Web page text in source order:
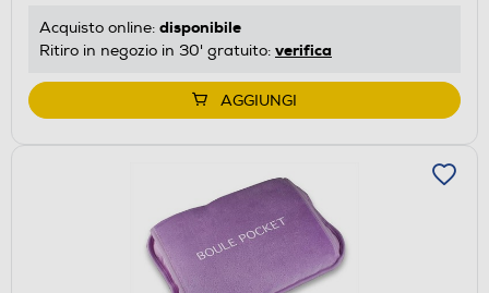
Acquisto online: disponibile
Ritiro in negozio in 30' gratuito: verifica
AGGIUNGI